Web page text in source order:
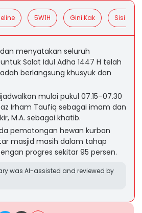
5W1H Gini Kak Sisi
menyatakan seluruh
Salat Idul Adha 1447 H telah
berlangsung khusyuk dan
mulai pukul 07.15–07.30
Irham Taufiq sebagai imam dan
M.A. sebagai khatib.
pemotongan hewan kurban
masjid masih dalam tahap
progres sekitar 95 persen.
was AI-assisted and reviewed by